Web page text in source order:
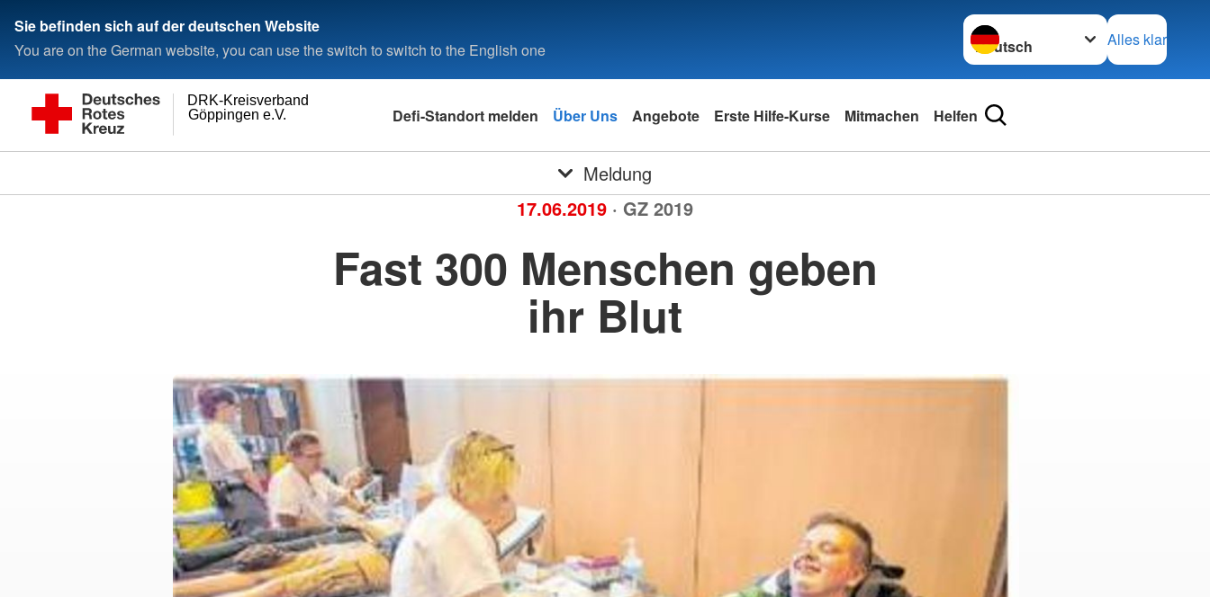
Sie befinden sich auf der deutschen Website
You are on the German website, you can use the switch to switch to the English one
Sprache wechseln zu
Alles klar
Göppingen e.V.
DRK-Kreisverband
Defi-Standort melden Über Uns Angebote Erste Hilfe-Kurse Mitmachen Helfen
Meldung
17.06.2019 · GZ 2019
Fast 300 Menschen geben
ihr Blut